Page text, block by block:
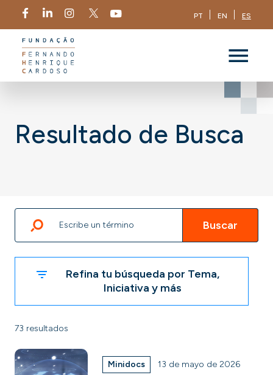
PT EN ES
Resultado de Busca
Buscar
Refina tu búsqueda por Tema,
Iniciativa y más
73 resultados
Minidocs 13 de mayo de 2026